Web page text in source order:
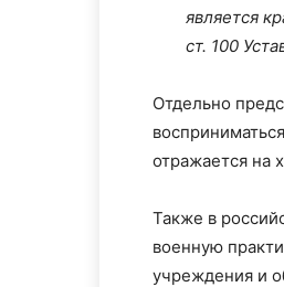
является
ст. 100
Отдельно
отражается на
Также в
военную
учреждения и